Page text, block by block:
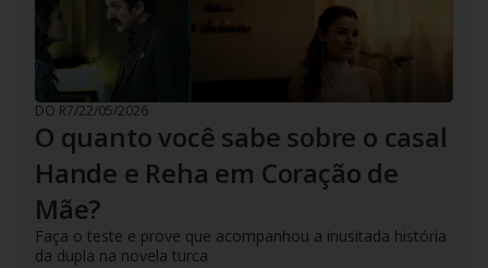
DO R7/22/05/2026
O quanto você sabe sobre o casal
Hande e Reha em Coração de
Mãe?
Faça o teste e prove que acompanhou a inusitada história
da dupla na novela turca